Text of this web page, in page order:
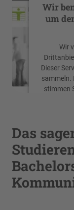
Wir
um
Wir
Dieser
sammeln.
stimmen
Das